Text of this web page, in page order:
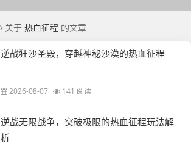
关于 热血征程 的文章
逆战狂沙圣殿，穿越神秘沙漠的热血征程
2026-08-07 141 阅读
逆战无限战争，突破极限的热血征程玩法解
析